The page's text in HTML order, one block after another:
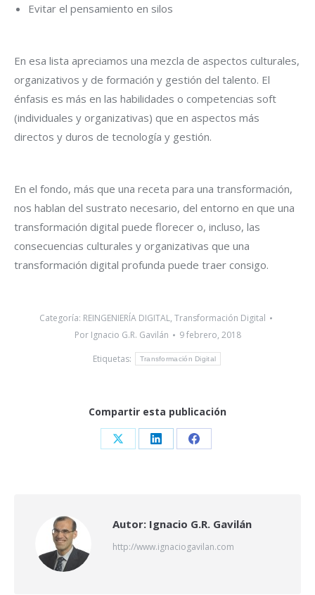
Evitar el pensamiento en silos
En esa lista apreciamos una mezcla de aspectos culturales,
organizativos y de formación y gestión del talento. El
énfasis es más en las habilidades o competencias soft
(individuales y organizativas) que en aspectos más
directos y duros de tecnología y gestión.
En el fondo, más que una receta para una transformación,
nos hablan del sustrato necesario, del entorno en que una
transformación digital puede florecer o, incluso, las
consecuencias culturales y organizativas que una
transformación digital profunda puede traer consigo.
Categoría: REINGENIERÍA DIGITAL, Transformación Digital
Por Ignacio G.R. Gavilán
9 febrero, 2018
Etiquetas:
Transformación Digital
Compartir esta publicación
Share Share Share
Autor: Ignacio G.R. Gavilán
http://www.ignaciogavilan.com